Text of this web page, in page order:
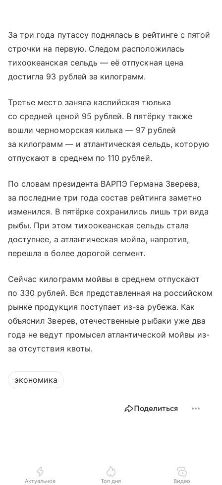
За три года путассу поднялась в рейтинге с пятой
строчки на первую. Следом расположилась
тихоокеанская сельдь — её отпускная цена
достигла 93 рублей за килограмм.
Третье место заняла каспийская тюлька
со средней ценой 95 рублей. В пятёрку также
вошли черноморская килька — 97 рублей
за килограмм — и атлантическая сельдь, которую
отпускают в среднем по 110 рублей.
По словам президента ВАРПЭ Германа Зверева,
за последние три года состав рейтинга заметно
изменился. В пятёрке сохранились лишь три вида
рыбы. При этом тихоокеанская сельдь стала
доступнее, а атлантическая мойва, напротив,
перешла в более дорогой сегмент.
Сейчас килограмм мойвы в среднем отпускают
по 330 рублей. Вся представленная на российском
рынке продукция поступает из-за рубежа. Как
объяснил Зверев, отечественные рыбаки уже два
года не ведут промысел атлантической мойвы из-
за отсутствия квоты.
экономика
Поделиться
Актуальное Топ дня Видео